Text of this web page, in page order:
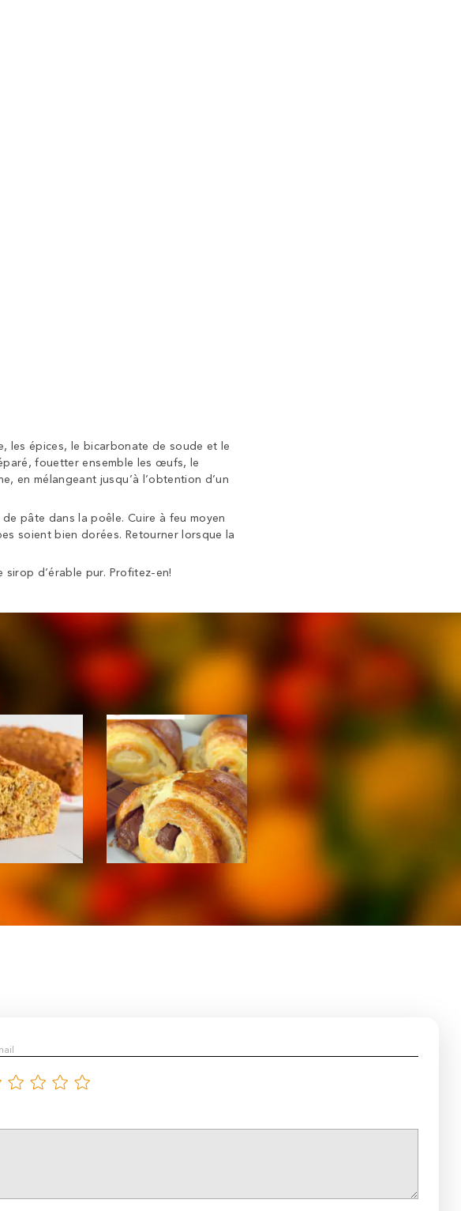
les épices, le bicarbonate de soude et le
fouetter ensemble les œufs, le
en mélangeant jusqu’à l’obtention d’un
pâte dans la poêle. Cuire à feu moyen
soient bien dorées. Retourner lorsque la
d’érable pur. Profitez-en!